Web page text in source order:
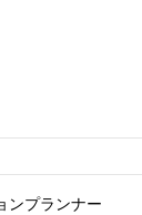
ンプランナー